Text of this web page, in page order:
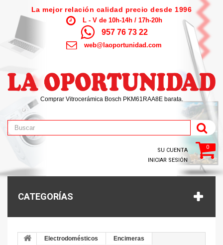
La mejor relación calidad precio desde 1996
L - V de 10h-14h / 17h-20h
957 76 73 22
web@laoportunidad.com
Comprar Vitrocerámica Bosch PKM61RAA8E barata.
0
SU CUENTA
INICIAR SESIÓN
CATEGORÍAS
Electrodomésticos
Encimeras